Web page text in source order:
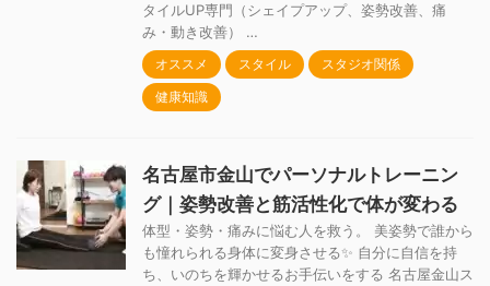
タイルUP専門（シェイプアップ、姿勢改善、痛
み・動き改善） …
オススメ スタイル
スタジオ関係
健康知識
名古屋市金山でパーソナルトレーニン
グ｜姿勢改善と筋活性化で体が変わる
体型・姿勢・痛みに悩む人を救う。 美姿勢で誰から
も憧れられる身体に変身させる✨ 自分に自信を持
ち、いのちを輝かせるお手伝いをする 名古屋金山ス